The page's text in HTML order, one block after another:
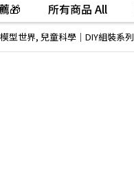
🎁 所有商品 All
模型世界, 兒童科學│DIY組裝系列